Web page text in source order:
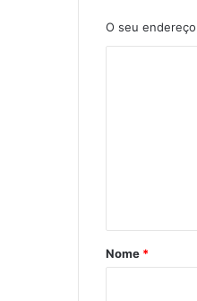
O seu
r
Nome *